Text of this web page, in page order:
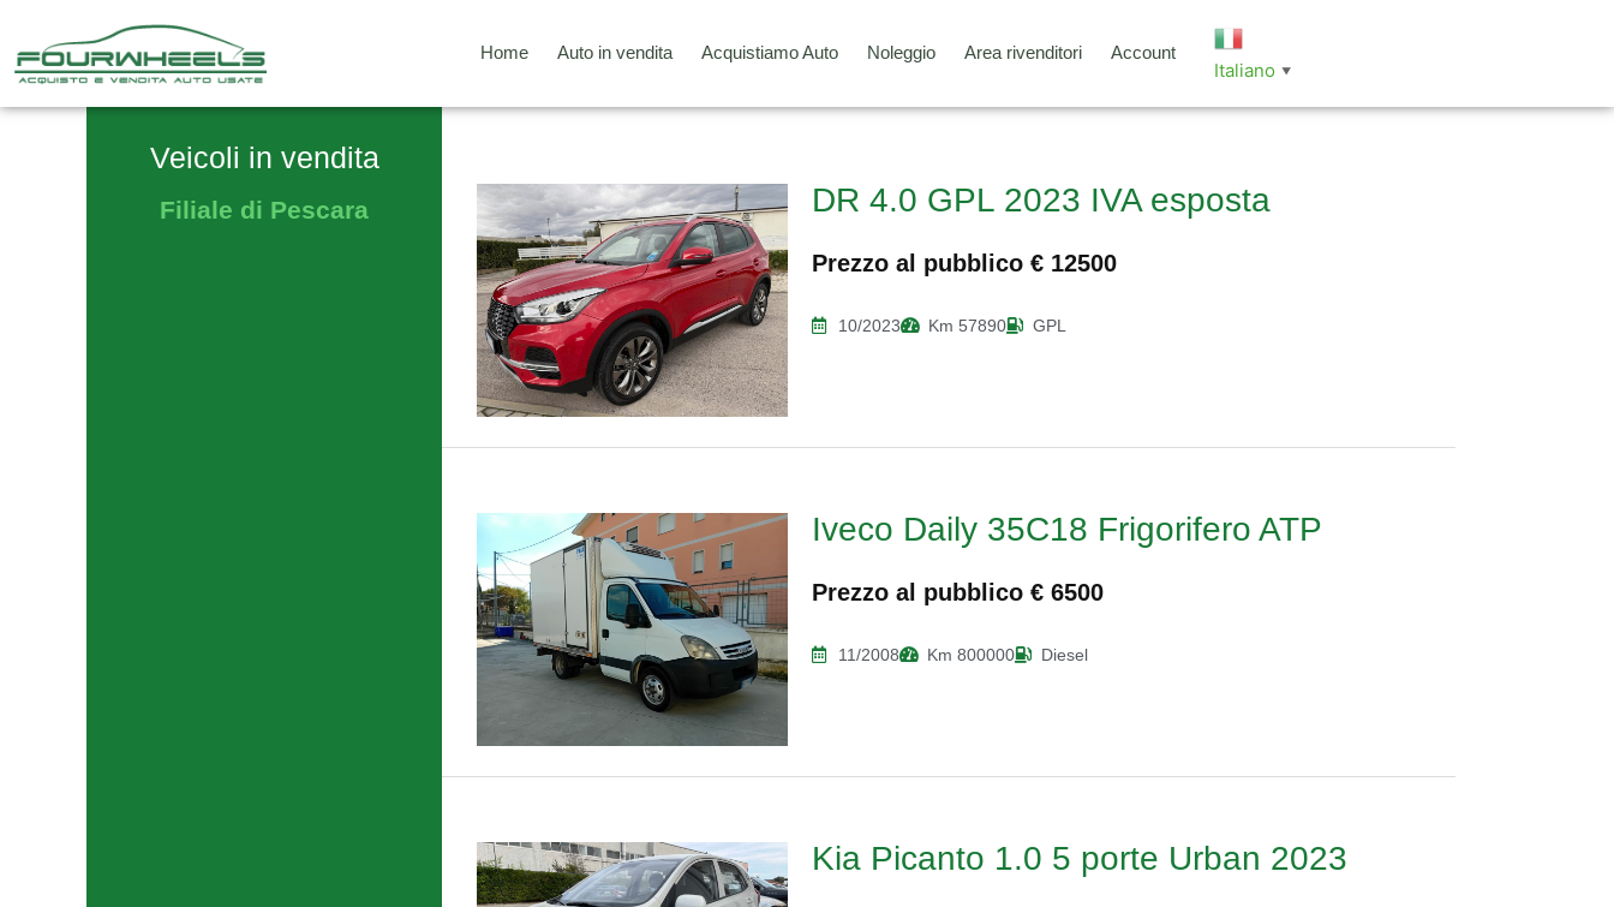
contenuto
Home Auto in vendita Acquistiamo Auto Noleggio Area rivenditori Account
Italiano ▼
Veicoli in vendita
Filiale di Pescara DR 4.0 GPL 2023 IVA esposta
Prezzo al pubblico € 12500
10/2023 Km 57890 GPL
Iveco Daily 35C18 Frigorifero ATP
Prezzo al pubblico € 6500
11/2008 Km 800000 Diesel
Kia Picanto 1.0 5 porte Urban 2023